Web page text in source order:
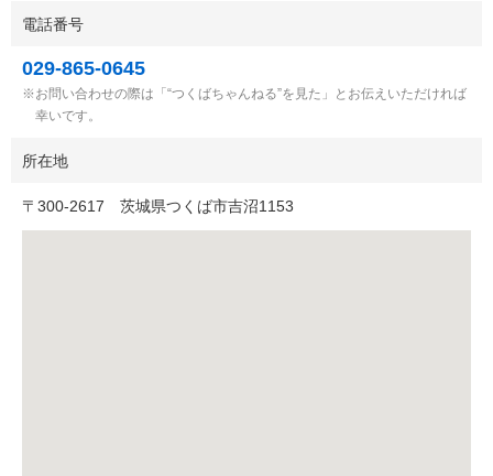
電話番号
029-865-0645
お問い合わせの際は「“つくばちゃんねる”を見た」とお伝えいただければ
幸いです。
所在地
〒 300-2617 茨城県つくば市吉沼1153